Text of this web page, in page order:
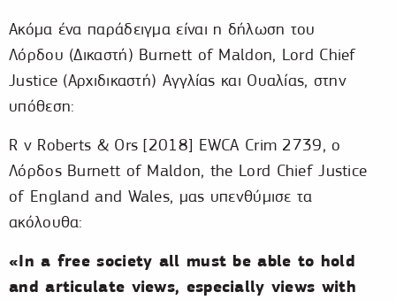
Ακόμα ένα παράδειγμα είναι η δήλωση του
Λόρδου (Δικαστή) Burnett of Maldon, Lord Chief
Justice (Αρχιδικαστή) Αγγλίας και Ουαλίας, στην
υπόθεση:
R v Roberts & Ors [2018] EWCA Crim 2739, ο
Λόρδος Burnett of Maldon, the Lord Chief Justice
of England and Wales, μας υπενθύμισε τα
ακόλουθα:
«In a free society all must be able to hold
and articulate views, especially views with